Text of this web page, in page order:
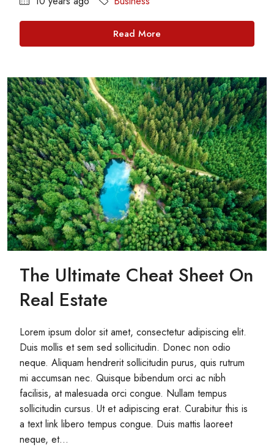
Read More
The Ultimate Cheat Sheet On
Real Estate
Lorem ipsum dolor sit amet, consectetur adipiscing elit.
Duis mollis et sem sed sollicitudin. Donec non odio
neque. Aliquam hendrerit sollicitudin purus, quis rutrum
mi accumsan nec. Quisque bibendum orci ac nibh
facilisis, at malesuada orci congue. Nullam tempus
sollicitudin cursus. Ut et adipiscing erat. Curabitur this is
a text link libero tempus congue. Duis mattis laoreet
neque, et...